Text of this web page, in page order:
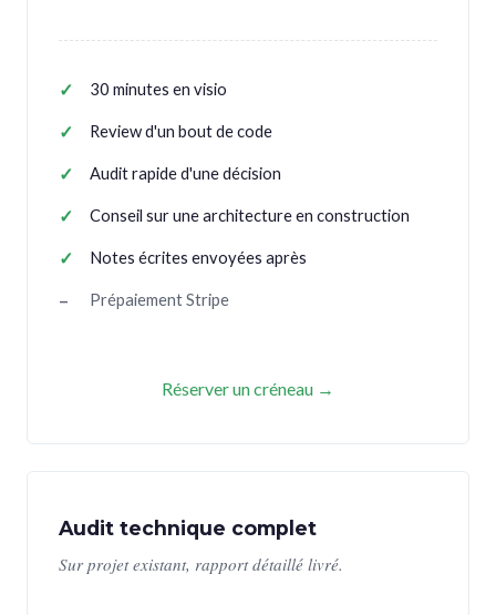
30 minutes en visio
Review d'un bout de code
Audit rapide d'une décision
Conseil sur une architecture en construction
Notes écrites envoyées après
Prépaiement Stripe
Réserver un créneau →
Audit technique complet
Sur projet existant, rapport détaillé livré.